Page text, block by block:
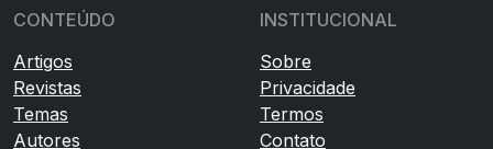
CONTEÚDO
Artigos
Revistas
Temas
Autores
INSTITUCIONAL
Sobre
Privacidade
Termos
Contato